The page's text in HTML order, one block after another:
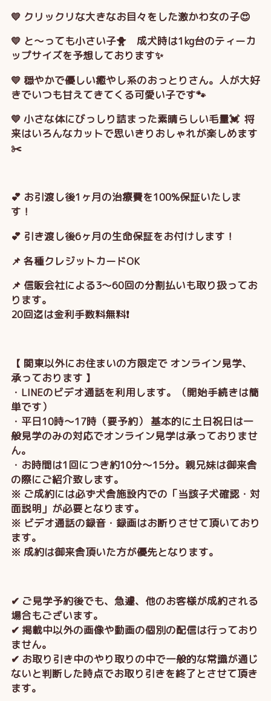
💛 クリックリな大きなお目々をした激かわ女の子😍
💛 と～っても小さい子🐥 成犬時は1kg台のティーカ
ップサイズを予想しております✨
💛 穏やかで優しい癒やし系のおっとりさん。人が大好
きでいつも甘えてきてくる可愛い子です🐾
💛 小さな体にびっしり詰まった素晴らしい毛量💓 将
来はいろんなカットで思いきりおしゃれが楽しめます
✂️
💕 お引渡し後1ヶ月の治療費を100%保証いたしま
す！
💕 引き渡し後6ヶ月の生命保証をお付けします！
📌 各種クレジットカードOK
📌 信販会社による3～60回の分割払いも取り扱ってお
ります。
20回迄は金利手数料無料❗
【 関東以外にお住まいの方限定で オンライン見学、
承っております 】
・LINEのビデオ通話を利用します。（開始手続きは簡
単です）
・平日10時～17時（要予約） 基本的に土日祝日は一
般見学のみの対応でオンライン見学は承っておりませ
ん。
・お時間は1回につき約10分～15分。親兄妹は御来舎
の際にご紹介致します。
※ ご成約には必ず犬舎施設内での「当該子犬確認・対
面説明」が必要となります。
※ ビデオ通話の録音・録画はお断りさせて頂いており
ます。
※ 成約は御来舎頂いた方が優先となります。
✔ ご見学予約後でも、急遽、他のお客様が成約される
場合もございます。
✔ 掲載中以外の画像や動画の個別の配信は行っており
ません。
✔ お取り引き中のやり取りの中で一般的な常識が通じ
ないと判断した時点でお取り引きを終了とさせて頂き
ます。